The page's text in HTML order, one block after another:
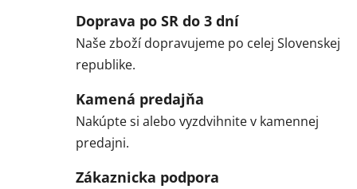
Doprava po SR do 3 dní
Naše zboží dopravujeme po celej Slovenskej
republike.
Kamená predajňa
Nakúpte si alebo vyzdvihnite v kamennej
predajni.
Zákaznicka podpora